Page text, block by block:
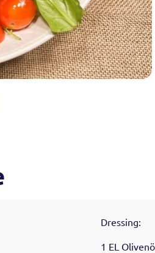
Dressing:
1 EL